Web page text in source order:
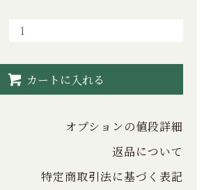
カートに入れる
オプションの値段詳細
返品について
特定商取引法に基づく表記